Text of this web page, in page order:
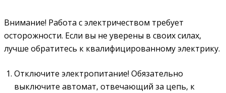
Внимание! Работа с электричеством требует
осторожности. Если вы не уверены в своих силах‚
лучше обратитесь к квалифицированному электрику.
Отключите электропитание! Обязательно
выключите автомат‚ отвечающий за цепь‚ к